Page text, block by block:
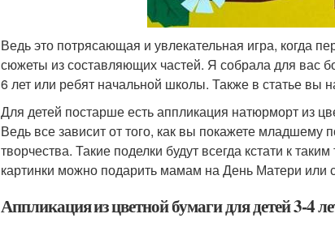
Ведь это потрясающая и увлекательная игра, когда
сюжеты из составляющих частей. Я собрала для вас
6 лет или ребят начальной школы. Также в статье вы
Для детей постарше есть аппликация натюрморт из
Ведь все зависит от того, как вы покажете
творчества. Такие поделки будут всегда кстати к
картинки можно подарить мамам на День Матери или
Аппликация из цветной бумаги для детей 3-4